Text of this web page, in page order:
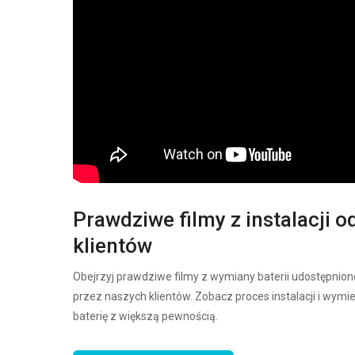
Prawdziwe filmy z instalacji
klientów
Obejrzyj prawdziwe filmy z wymiany baterii
przez naszych klientów. Zobacz proces instalacji i
baterię z większą pewnością.